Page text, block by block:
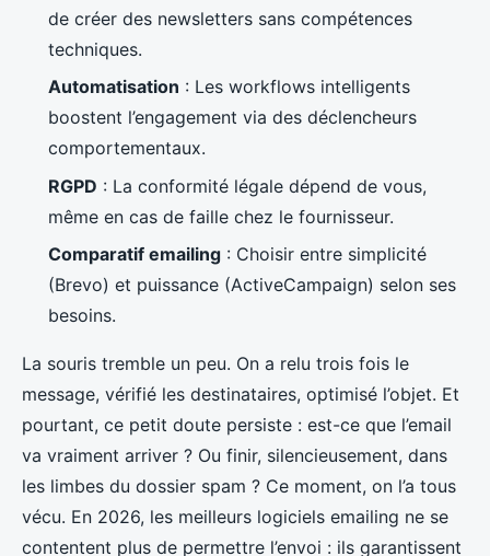
de créer des newsletters sans compétences
techniques.
Automatisation : Les workflows intelligents
boostent l’engagement via des déclencheurs
comportementaux.
RGPD : La conformité légale dépend de vous,
même en cas de faille chez le fournisseur.
Comparatif emailing : Choisir entre simplicité
(Brevo) et puissance (ActiveCampaign) selon ses
besoins.
La souris tremble un peu. On a relu trois fois le
message, vérifié les destinataires, optimisé l’objet. Et
pourtant, ce petit doute persiste : est-ce que l’email
va vraiment arriver ? Ou finir, silencieusement, dans
les limbes du dossier spam ? Ce moment, on l’a tous
vécu. En 2026, les meilleurs logiciels emailing ne se
contentent plus de permettre l’envoi : ils garantissent